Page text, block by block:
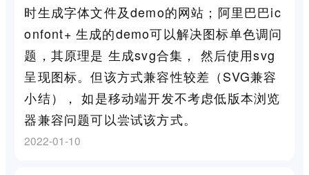
时生成字体文件及demo的网站；阿里巴巴ic
onfont+ 生成的demo可以解决图标单色调问
题，其原理是 生成svg合集， 然后使用svg
呈现图标。但该方式兼容性较差（SVG兼容
小结）， 如是移动端开发不考虑低版本浏览
器兼容问题可以尝试该方式。
2022-01-10